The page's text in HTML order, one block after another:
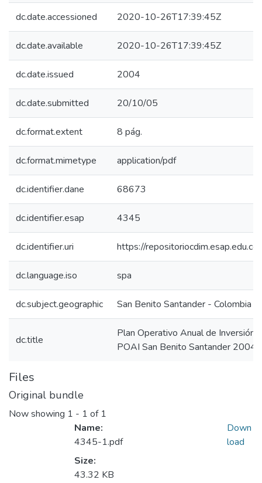
dc.date.accessioned 2020-10-26T17:39:45Z
dc.date.available 2020-10-26T17:39:45Z
dc.date.issued 2004
dc.date.submitted 20/10/05
dc.format.extent 8 pág.
dc.format.mimetype application/pdf
dc.identifier.dane 68673
dc.identifier.esap 4345
dc.identifier.uri https://
dc.language.iso spa
dc.subject.geographic San Benito Santander - Colombia
dc.title
Plan Operativo Anual de Inversión
POAI San Benito Santander 2004
Files
Original bundle
Now showing 1 - 1 of 1
Name:
4345-1.pdf
Size:
43.32 KB
Down
load